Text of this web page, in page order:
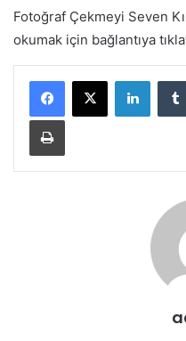
Fotoğraf Çekmeyi Seven
okumak için bağlantıya
Yazdır